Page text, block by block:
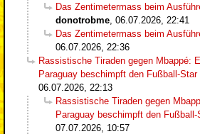
Das Zentimetermass beim
donotrobme 06.07.2026, 22:41
Das Zentimetermass beim
06.07.2026, 22:36
Rassistische Tiraden gegen Mbappé:
Paraguay beschimpft den Fußball-Star
06.07.2026, 22:13
Rassistische Tiraden gegen
Paraguay beschimpft den Fußball-
07.07.2026, 10:57